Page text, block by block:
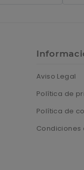
Aviso Legal
Política de
Política de
Condiciones